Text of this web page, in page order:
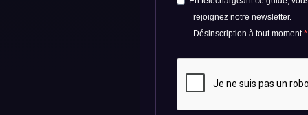
rejoignez notre newsletter.
Désinscription à tout moment.